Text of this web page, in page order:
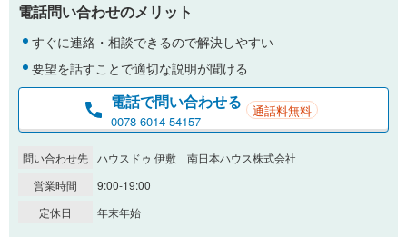
電話問い合わせのメリット
すぐに連絡・相談できるので解決しやすい
要望を話すことで適切な説明が聞ける
電話で問い合わせる
0078-6014-54157
通話料無料
問い合わせ先 ハウスドゥ 伊敷 南日本ハウス株式会社
営業時間
9:00-19:00
定休日
年末年始